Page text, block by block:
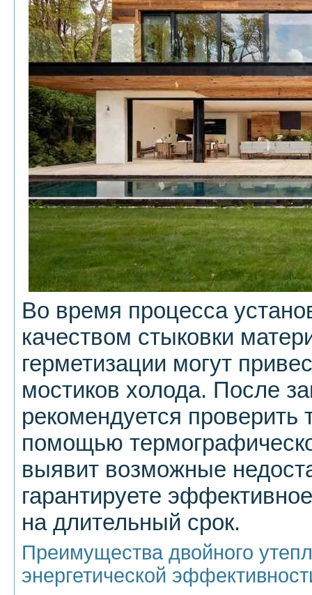
Во время процесса
качеством стыковки
герметизации могут
мостиков холода. После
рекомендуется проверить
помощью
выявит возможные
гарантируете
на длительный срок.
Преимущества двойного
энергетической